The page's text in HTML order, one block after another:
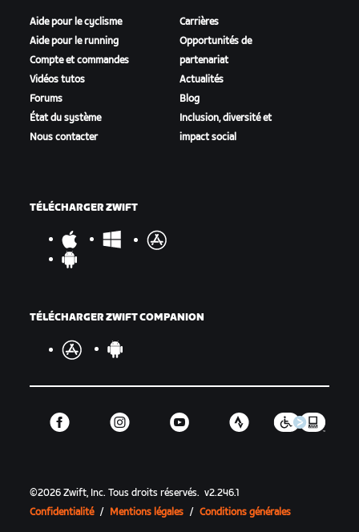
Aide pour le cyclisme
Aide pour le running
Compte et commandes
Vidéos tutos
Forums
État du système
Nous contacter
Carrières
Opportunités de
partenariat
Actualités
Blog
Inclusion, diversité et
impact social
TÉLÉCHARGER ZWIFT
TÉLÉCHARGER ZWIFT COMPANION
©2026 Zwift, Inc.Tous droits réservés. v2.246.1
Confidentialité / Mentions légales / Conditions générales